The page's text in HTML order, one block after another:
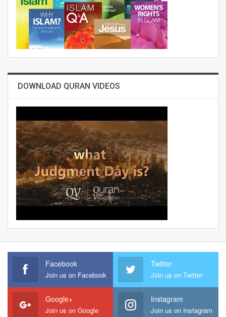
DOWNLOAD QURAN VIDEOS
Facebook
Join us on Facebook
Twitter
Join us on Twitter
Google+
Join us on Google
Instagram
Join us on Instagram